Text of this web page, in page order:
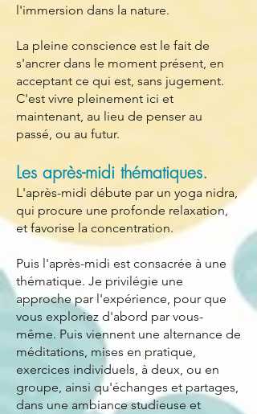
l'immersion dans la nature.
La pleine conscience est le fait de
s'ancrer dans le moment présent, en
acceptant ce qui est, sans jugement.
C'est vivre pleinement ici et
maintenant, au lieu de penser au
passé, ou au futur.
Les après-midi thématiques.
L'après-midi débute par un yoga nidra,
qui procure une profonde relaxation,
et favorise la concentration.
Puis l'après-midi est consacrée à une
thématique. Je privilégie une
approche par l'expérience, pour que
vous exploriez d'abord par vous-
même. Puis viennent une alternance de
méditations, mises en pratique,
exercices individuels, à deux, ou en
groupe, ainsi qu'échanges et partages,
dans une ambiance studieuse et